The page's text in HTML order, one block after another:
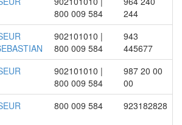
800 009 584
244
902101010 |
800 009 584
943
445677
902101010 |
800 009 584
987 20 00
00
800 009 584 923182828